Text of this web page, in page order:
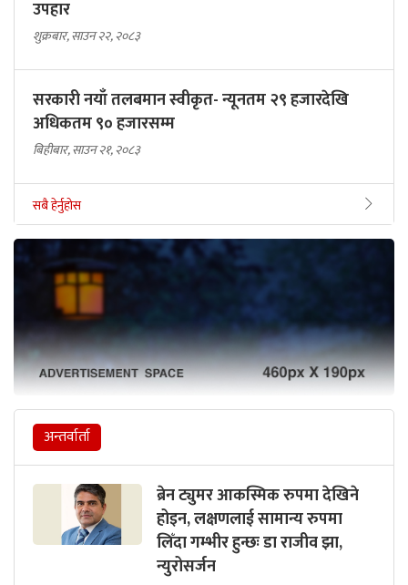
२५० रुपैयाँको सामान किनेका उपभोक्तालाई १० लाख
उपहार
शुक्रबार, साउन २२, २०८३
सरकारी नयाँ तलबमान स्वीकृत- न्यूनतम २९ हजारदेखि
अधिकतम ९० हजारसम्म
बिहीबार, साउन २१, २०८३
सबै हेर्नुहोस
अन्तर्वार्ता
ब्रेन ट्युमर आकस्मिक रुपमा देखिने
होइन, लक्षणलाई सामान्य रुपमा
लिँदा गम्भीर हुन्छः डा राजीव झा,